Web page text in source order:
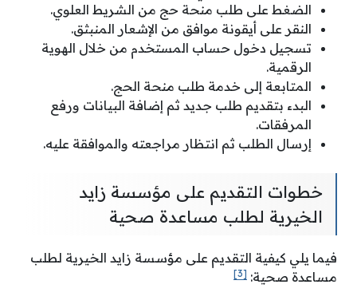
الضغط على طلب منحة حج من الشريط العلوي.
النقر على أيقونة موافق من الإشعار المنبثق.
تسجيل دخول حساب المستخدم من خلال الهوية
الرقمية.
المتابعة إلى خدمة طلب منحة الحج.
البدء بتقديم طلب جديد ثم إضافة البيانات ورفع
المرفقات.
إرسال الطلب ثم انتظار مراجعته والموافقة عليه.
خطوات التقديم على مؤسسة زايد
الخيرية لطلب مساعدة صحية
فيما يلي كيفية التقديم على مؤسسة زايد الخيرية لطلب
مساعدة صحية: [3]